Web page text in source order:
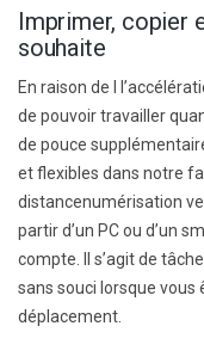
Imprimer, copier
souhaite
En raison de l
de pouvoir travailler
de pouce
et flexibles dans notre
distancenumérisation
partir d’un PC ou d’un
compte . Il s’agit de
sans souci lorsque vous
déplacement.